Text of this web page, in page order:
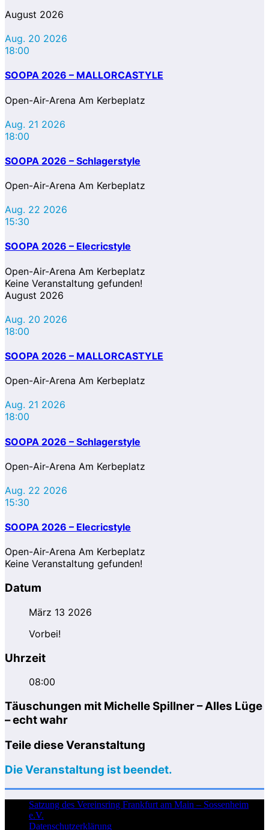
August 2026
Aug. 20 2026
18:00
SOOPA 2026 – MALLORCASTYLE
Open-Air-Arena Am Kerbeplatz
Aug. 21 2026
18:00
SOOPA 2026 – Schlagerstyle
Open-Air-Arena Am Kerbeplatz
Aug. 22 2026
15:30
SOOPA 2026 – Elecricstyle
Open-Air-Arena Am Kerbeplatz
Keine Veranstaltung gefunden!
August 2026
Aug. 20 2026
18:00
SOOPA 2026 – MALLORCASTYLE
Open-Air-Arena Am Kerbeplatz
Aug. 21 2026
18:00
SOOPA 2026 – Schlagerstyle
Open-Air-Arena Am Kerbeplatz
Aug. 22 2026
15:30
SOOPA 2026 – Elecricstyle
Open-Air-Arena Am Kerbeplatz
Keine Veranstaltung gefunden!
Datum
März 13 2026
Vorbei!
Uhrzeit
08:00
Täuschungen mit Michelle Spillner – Alles Lüge
– echt wahr
Teile diese Veranstaltung
Die Veranstaltung ist beendet.
Satzung des Vereinsring Frankfurt am Main – Sossenheim
e.V.
Datenschutzerklärung